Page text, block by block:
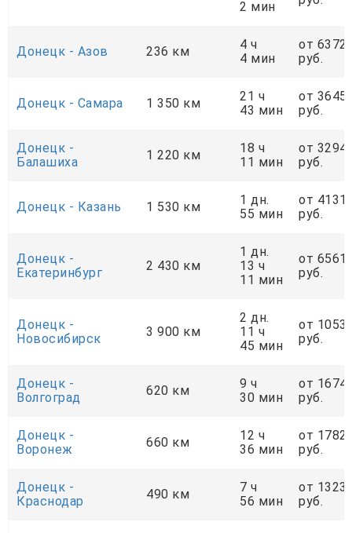
2 мин
Донецк - Азов 236 км
4 ч
4 мин
от 6372
руб.
Донецк - Самара 1 350 км
21 ч
43 мин
от
руб.
Донецк -
Балашиха
1 220 км
18 ч
11 мин
от
руб.
Донецк - Казань 1 530 км
1 дн.
55 мин
от
руб.
Донецк -
Екатеринбург
2 430 км
1 дн.
13 ч
11 мин
от
руб.
Донецк -
Новосибирск
3 900 км
2 дн.
11 ч
45 мин
от
руб.
Донецк -
Волгоград
620 км
9 ч
30 мин
от
руб.
Донецк -
Воронеж
660 км
12 ч
36 мин
от
руб.
Донецк -
Краснодар
490 км
7 ч
56 мин
от
руб.